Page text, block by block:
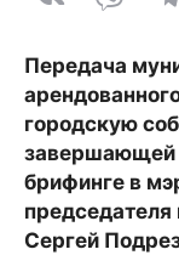
Передача
городскую
завершающей
брифинге в
председателя
Сергей